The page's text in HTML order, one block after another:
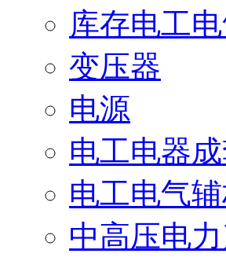
库存电工
变压器
电源
电工电器
电工电气
中高压电